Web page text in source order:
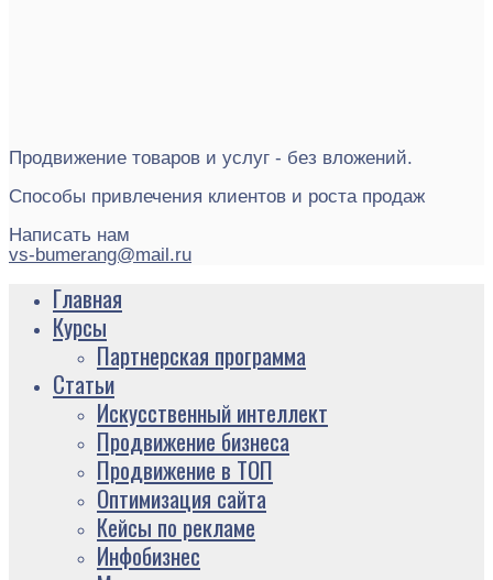
Продвижение товаров и услуг - без вложений.
Способы привлечения клиентов и роста продаж
Написать нам
vs-bumerang@mail.ru
Главная
Курсы
Партнерская программа
Статьи
Искусственный интеллект
Продвижение бизнеса
Продвижение в ТОП
Оптимизация сайта
Кейсы по рекламе
Инфобизнес